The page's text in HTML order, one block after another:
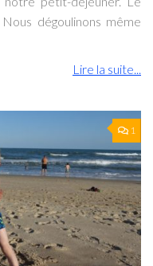
dégoulinons même
Lire la suite...
1